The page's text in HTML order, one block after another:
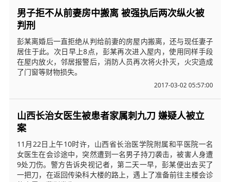
男子拒不从前妻房中搬离 被强执后两次纵火被
判刑
彭某离婚后一直拒绝从判给前妻的房屋内搬离，还与现任妻子
居住于此。次日早上8点，彭某再次进入屋内，使用同样手段
在屋内放火，邻居报警后，消防人员再次将火扑灭，火灾造成
了门窗等财物损失。
2017-03-02 05:57:00
山西长治女医生被患者家属刺九刀 嫌疑人被立
案
11月22日上午10时许，山西省长治医学院附属和平医院一名
女医生在会诊途中，突然遭到一名男子持刀袭击，被害人身遭
9处刀伤。警方告诉央视记者，第二天一早，彭某便出去买了
一把刀，在返回传染科大楼的路上，遇上了准备前往主楼会诊